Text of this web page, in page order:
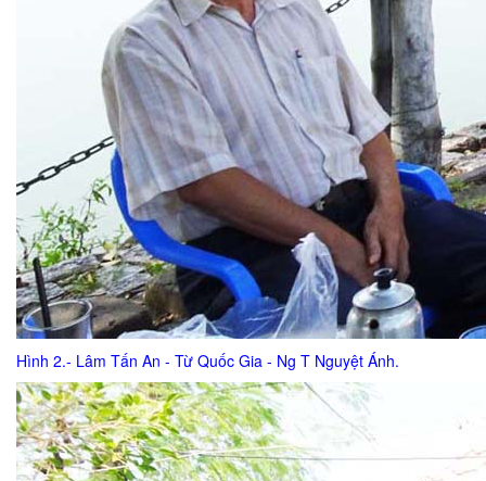
Hình 2.- Lâm Tấn An - Từ Quốc Gia - Ng T Nguyệt Ánh.